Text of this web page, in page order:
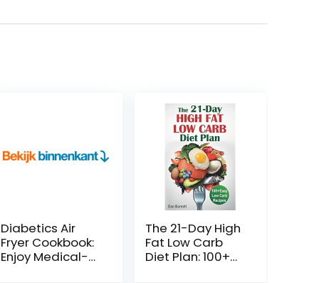
Diabetics Air
Fryer Cookbook:
Enjoy Medical-
The 21-Day High
Fat Low Carb
Diet Plan: 100+